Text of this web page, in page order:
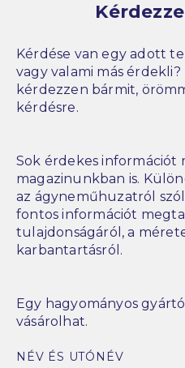
Kérdése van egy adott
vagy valami más
kérdezzen bármit,
kérdésre.
Sok érdekes információt
magazinunkban is.
az ágyneműhuzatról
fontos információt
tulajdonságáról, a
karbantartásról.
Egy hagyományos
vásárolhat.
NÉV ÉS UTÓNÉV